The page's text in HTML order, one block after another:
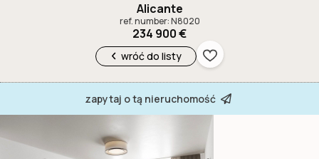
Alicante
ref. number: N8020
234 900 €
wróć do listy
zapytaj o tą nieruchomość